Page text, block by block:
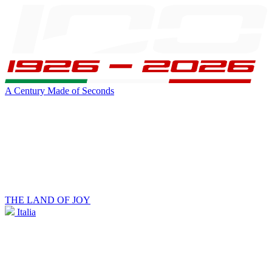
A Century Made of Seconds
THE LAND OF JOY
Italia